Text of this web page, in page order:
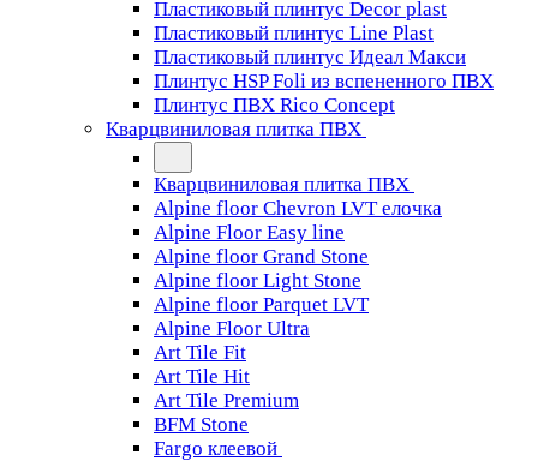
Пластиковый плинтус Decor plast
Пластиковый плинтус Line Plast
Пластиковый плинтус Идеал Макси
Плинтус HSP Foli из вспененного ПВХ
Плинтус ПВХ Rico Concept
Кварцвиниловая плитка ПВХ
Кварцвиниловая плитка ПВХ
Alpine floor Chevron LVT елочка
Alpine Floor Easy line
Alpine floor Grand Stone
Alpine floor Light Stone
Alpine floor Parquet LVT
Alpine Floor Ultra
Art Tile Fit
Art Tile Hit
Art Tile Premium
BFM Stone
Fargo клеевой